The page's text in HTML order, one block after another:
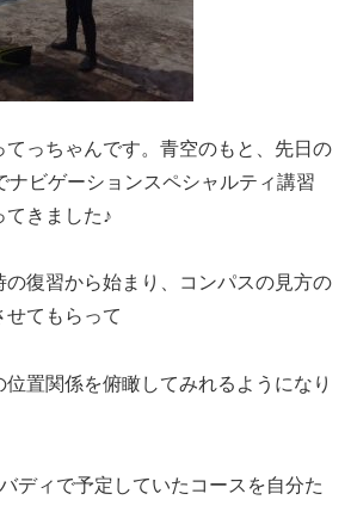
てっちゃんです。青空のもと、先日の
ナビゲーションスペシャルティ講習
てきました♪
の復習から始まり、コンパスの見方の
せてもらって
置関係を俯瞰してみれるようになり
ディで予定していたコースを自分た